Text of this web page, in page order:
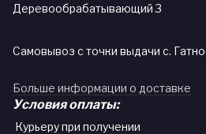
Деревообрабатывающий 3
Самовывоз с точки выдачи с.
Больше информации о доставке
Условия оплаты:
Курьеру при получении